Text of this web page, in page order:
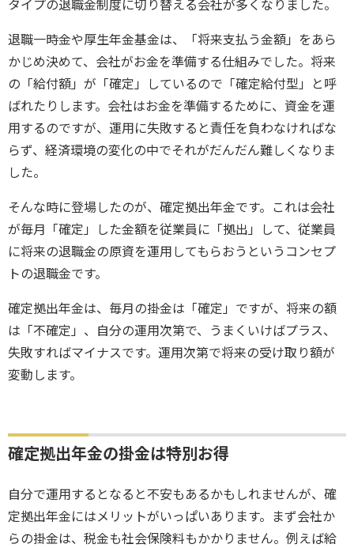
タイプの退職金制度に切り替える会社が多くなりました。
退職一時金や厚生年金基金は、「将来支払う金額」をあら
かじめ決めて、会社がお金を準備する仕組みでした。将来
の「給付額」が「確定」しているので「確定給付型」と呼
ばれたりします。会社はお金を準備するために、資金を運
用するのですが、運用に失敗すると責任を負わなければな
らず、経済環境の変化の中でそれがだんだん難しくなりま
した。
そんな時に登場したのが、確定拠出年金です。これは会社
が毎月「確定」した金額を従業員に「拠出」して、従業員
に将来の退職金の原資を運用してもらおうというコンセプ
トの退職金です。
確定拠出年金は、毎月の掛金は「確定」ですが、将来の額
は「不確定」、自分の運用次第で、うまくいけばプラス、
失敗すればマイナスです。運用次第で将来の受け取り額が
変動します。
確定拠出年金の掛金は特別お得
自分で運用するとなると不安もあるかもしれませんが、確
定拠出年金にはメリットがいっぱいあります。まず会社か
らの掛金は、税金も社会保険料もかかりません。例えば給